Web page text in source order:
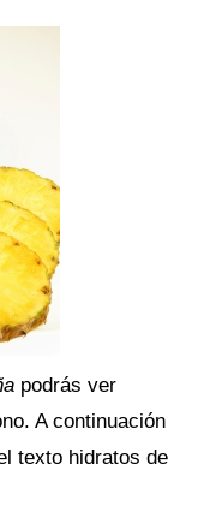
podrás ver
A continuación
texto hidratos de